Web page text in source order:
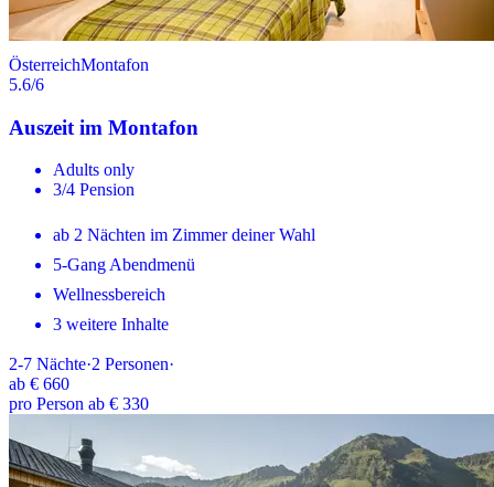
ÖsterreichMontafon
5.6/6
Auszeit im Montafon
Adults only
3/4 Pension
ab 2 Nächten im Zimmer deiner Wahl
5-Gang Abendmenü
Wellnessbereich
3 weitere Inhalte
2-7 Nächte·2 Personen·
ab € 660
pro Person ab € 330